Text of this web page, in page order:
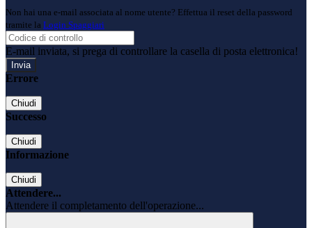
Non hai una e-mail associata al nome utente? Effettua il reset della password
tramite la Login Spaggiari
E-mail inviata, si prega di controllare la casella di posta elettronica!
Errore
Chiudi
Successo
Chiudi
Informazione
Chiudi
Attendere...
Attendere il completamento dell'operazione...